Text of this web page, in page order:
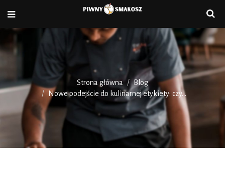
Strona główna
Blog
Nowe podejście do kulinarnej etykiety: czy...